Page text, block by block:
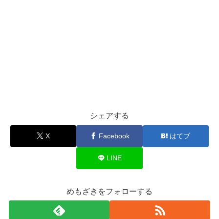
シェアする
X Facebook はてブ
LINE
めもざきをフォローする